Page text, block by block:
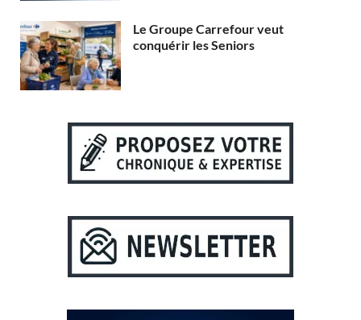
Le Groupe Carrefour veut
conquérir les Seniors